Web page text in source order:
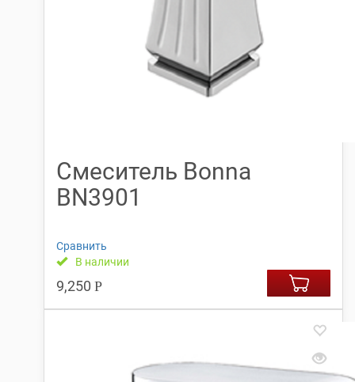
Смеситель Bonna
BN3901
Сравнить
В наличии
9,250 Р